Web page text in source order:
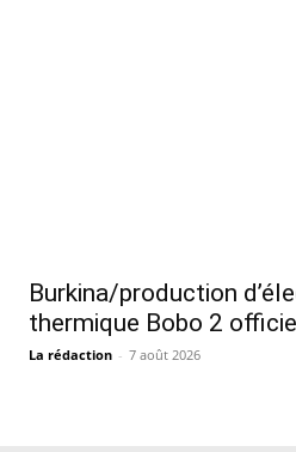
Burkina/production
thermique Bobo 2
La rédaction - 7 août 2026